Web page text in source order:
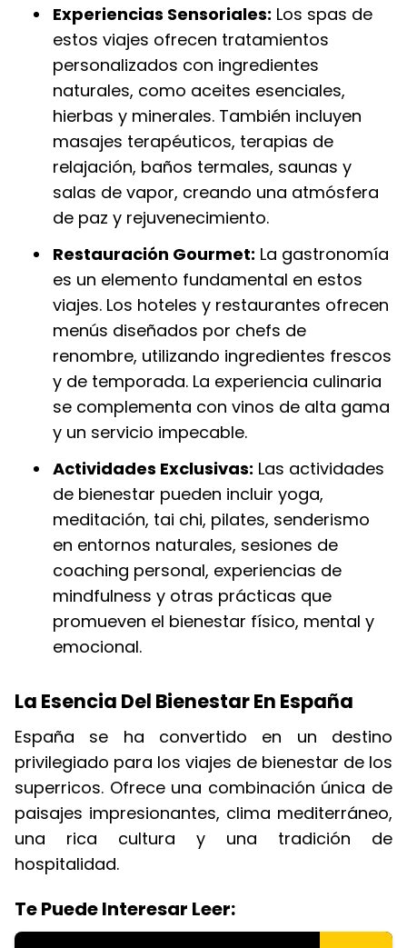
Experiencias Sensoriales: Los spas de
estos viajes ofrecen tratamientos
personalizados con ingredientes
naturales, como aceites esenciales,
hierbas y minerales. También incluyen
masajes terapéuticos, terapias de
relajación, baños termales, saunas y
salas de vapor, creando una atmósfera
de paz y rejuvenecimiento.
Restauración Gourmet: La gastronomía
es un elemento fundamental en estos
viajes. Los hoteles y restaurantes ofrecen
menús diseñados por chefs de
renombre, utilizando ingredientes frescos
y de temporada. La experiencia culinaria
se complementa con vinos de alta gama
y un servicio impecable.
Actividades Exclusivas: Las actividades
de bienestar pueden incluir yoga,
meditación, tai chi, pilates, senderismo
en entornos naturales, sesiones de
coaching personal, experiencias de
mindfulness y otras prácticas que
promueven el bienestar físico, mental y
emocional.
La Esencia Del Bienestar En España
España se ha convertido en un destino
privilegiado para los viajes de bienestar de los
superricos. Ofrece una combinación única de
paisajes impresionantes, clima mediterráneo,
una rica cultura y una tradición de
hospitalidad.
Te Puede Interesar Leer: